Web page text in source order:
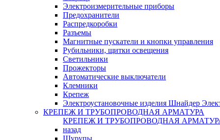
Электроизмерительные приборы
Предохранители
Распредкоробки
Разъемы
Магнитные пускатели и кнопки управления
Рубильники, щитки освещения
Светильники
Прожекторы
Автоматические выключатели
Клемники
Крепеж
Электроустановочные изделия Шнайдер
КРЕПЕЖ И ТРУБОПРОВОДНАЯ АРМАТУРА
КРЕПЕЖ И ТРУБОПРОВОДНАЯ
назад
Шурупы